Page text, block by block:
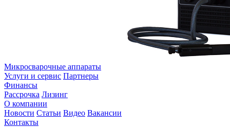
Микросварочные аппараты
Услуги и сервис Партнеры
Финансы
Рассрочка Лизинг
О компании
Новости Статьи Видео Вакансии
Контакты